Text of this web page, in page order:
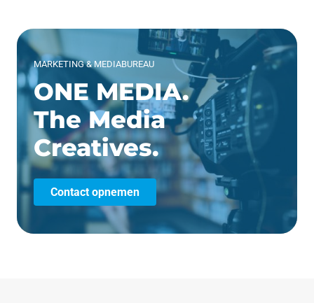
MARKETING & MEDIABUREAU
ONE MEDIA.
The Media
Creatives.
Contact opnemen